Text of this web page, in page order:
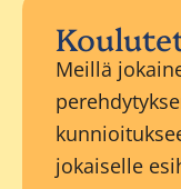
Meillä
jokaiselle